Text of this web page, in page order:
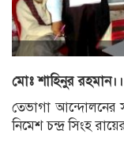
মোঃ শাহিনুর রহমান।।
তেভাগা আন্দোলনের
নিমেশ চন্দ্র সিংহ